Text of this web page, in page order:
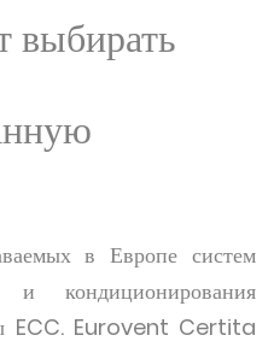
выбирать
в Европе систем
и кондиционирования
ECC. Eurovent Certita